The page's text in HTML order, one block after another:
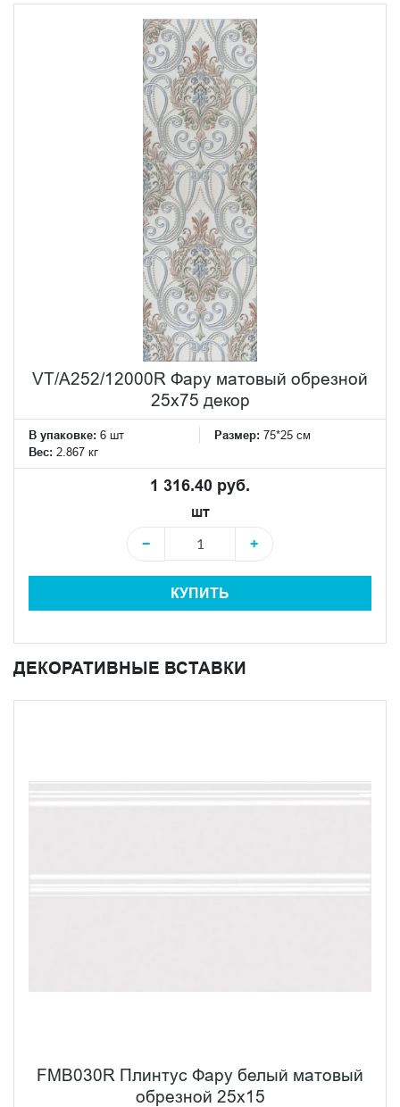
VT/A252/12000R Фару матовый обрезной
25х75 декор
В упаковке: 6 шт Размер: 75*25 см
Вес: 2.867 кг
1 316.40 руб.
шт
−
+
КУПИТЬ
ДЕКОРАТИВНЫЕ ВСТАВКИ
FMB030R Плинтус Фару белый матовый
обрезной 25х15